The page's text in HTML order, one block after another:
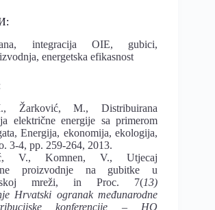
integracija OIE, gubici,
energetska efikasnost
Žarković, M., Distribuirana
električne energije sa primerom
Energija, ekonomija, ekologija,
3-4, pp. 259-264, 2013.
V., Komnen, V., Utjecaj
proizvodnje na gubitke u
mreži, in Proc. 7(13)
Hrvatski ogranak međunarodne
konferencije – HO